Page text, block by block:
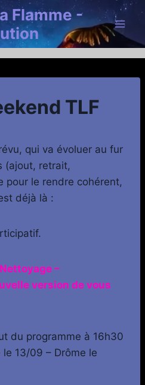
Flamme -
TLF
qui va évoluer au fur
(ajout, retrait,
pour le rendre cohérent,
déjà là :
Nettoyage –
version de vous
du programme à 16h30
13/09 – Drôme le